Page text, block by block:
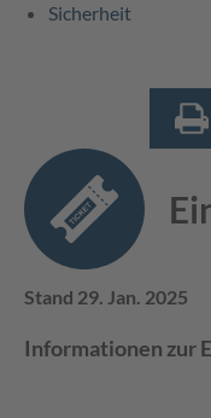
Sicherheit
Stand 29. Jan. 2025
Informationen zur